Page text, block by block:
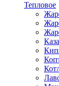
Тепловое